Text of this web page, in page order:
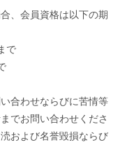
、会員資格は以下の期
で
合わせならびに苦情等
でお問い合わせくださ
および名誉毀損ならび